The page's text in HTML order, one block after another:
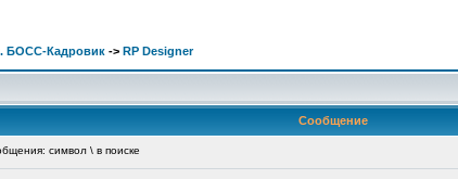
БОСС-Кадровик -> RP Designer
Сообщение
символ \ в поиске